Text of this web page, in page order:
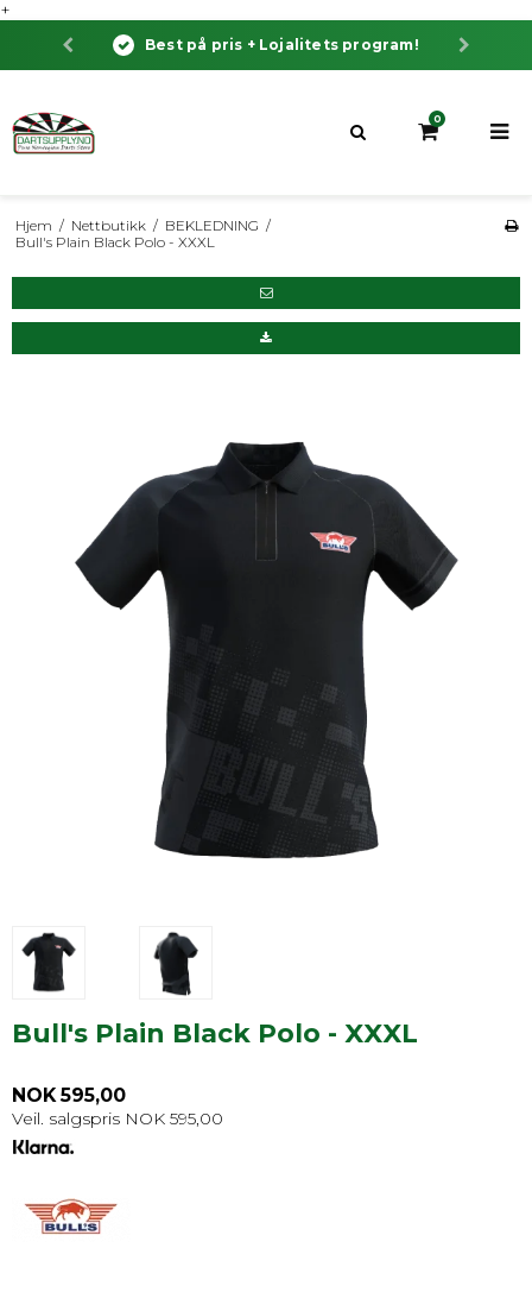
+
Best på pris + Lojalitets program! Bestill før
0
Hjem / Nettbutikk / BEKLEDNING /
Bull's Plain Black Polo - XXXL
Bull's Plain Black Polo - XXXL
NOK 595,00
Veil. salgspris NOK 595,00